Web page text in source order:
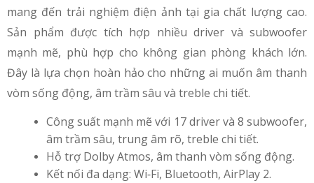
mang đến trải nghiệm điện ảnh tại gia chất lượng cao.
Sản phẩm được tích hợp nhiều driver và subwoofer
mạnh mẽ, phù hợp cho không gian phòng khách lớn.
Đây là lựa chọn hoàn hảo cho những ai muốn âm thanh
vòm sống động, âm trầm sâu và treble chi tiết.
Công suất mạnh mẽ với 17 driver và 8 subwoofer,
âm trầm sâu, trung âm rõ, treble chi tiết.
Hỗ trợ Dolby Atmos, âm thanh vòm sống động.
Kết nối đa dạng: Wi‑Fi, Bluetooth, AirPlay 2.